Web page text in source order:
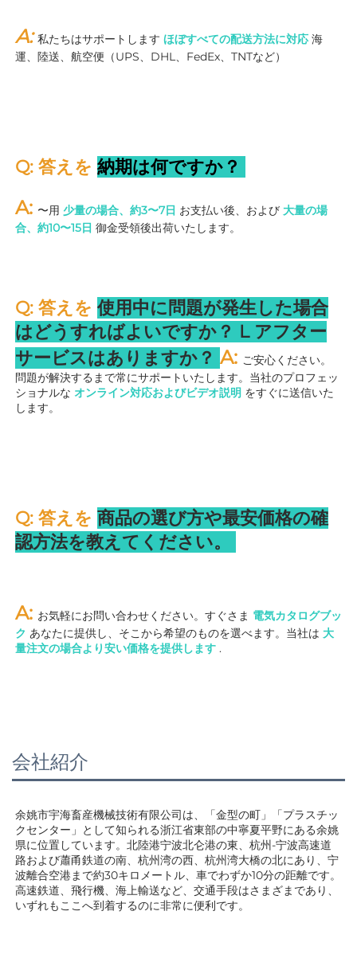
A: 私たちはサポートします ほぼすべての配送方法に対応 海
運、陸送、航空便（UPS、DHL、FedEx、TNTなど）
Q: 答えを 納期は何ですか？
A: 〜用 少量の場合、約3〜7日 お支払い後、および 大量の場
合、約10〜15日 御金受領後出荷いたします。
Q: 答えを 使用中に問題が発生した場合
はどうすればよいですか？ L アフター
サービスはありますか？ A: ご安心ください。
問題が解決するまで常にサポートいたします。当社のプロフェッ
ショナルな オンライン対応およびビデオ説明 をすぐに送信いた
します。
Q: 答えを 商品の選び方や最安価格の確
認方法を教えてください。
A: お気軽にお問い合わせください。すぐさま 電気カタログブッ
ク あなたに提供し、そこから希望のものを選べます。当社は 大
量注文の場合より安い価格を提供します .
会社紹介
余姚市宇海畜産機械技術有限公司は、「金型の町」「プラスチッ
クセンター」として知られる浙江省東部の中寧夏平野にある余姚
県に位置しています。北陸港宁波北仑港の東、杭州-宁波高速道
路および蕭甬鉄道の南、杭州湾の西、杭州湾大橋の北にあり、宁
波離合空港まで約30キロメートル、車でわずか10分の距離です。
高速鉄道、飛行機、海上輸送など、交通手段はさまざまであり、
いずれもここへ到着するのに非常に便利です。